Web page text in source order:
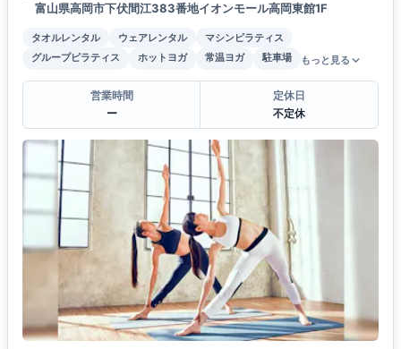
富山県高岡市下伏間江383番地イオンモール高岡東館1F
タオルレンタル ウェアレンタル
マシンピラティス
グループピラティス
ホットヨガ 常温ヨガ 駐車場 もっと見る
営業時間
ー
定休日
不定休